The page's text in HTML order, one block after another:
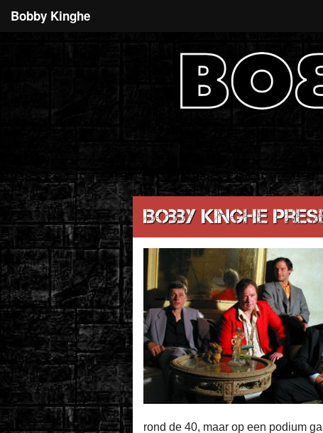
Bobby Kinghe
Bobby Kinghe
rond de 40, maar op een podium